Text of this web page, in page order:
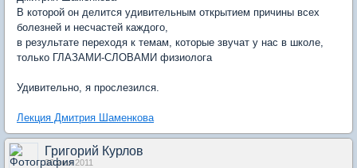
В которой он делится удивительным открытием причины всех
болезней и несчастей каждого,
в результате переходя к темам, которые звучат у нас в школе,
только ГЛАЗАМИ-СЛОВАМИ физиолога
Удивительно, я прослезился.
Лекция Дмитрия Шаменкова
Григорий Курлов
30 июл 2011